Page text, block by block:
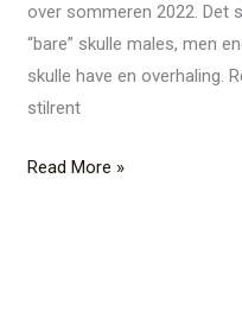
over sommeren 2022. Det
“bare” skulle males, men
skulle have en overhaling.
stilrent
Read More »